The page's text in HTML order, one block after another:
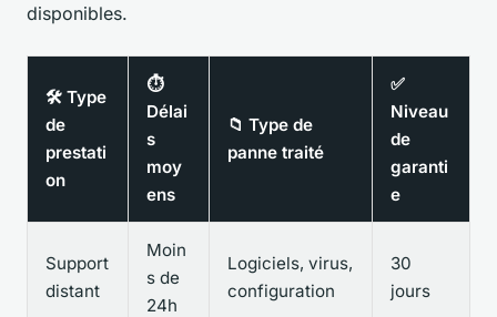
disponibles.
🛠️ Type
de
prestati
on
⏱️
Délai
s
moy
ens
📁 Type de
panne traité
✅
Niveau
de
garanti
e
Support
distant
Moin
s de
24h
Logiciels, virus,
configuration
30
jours